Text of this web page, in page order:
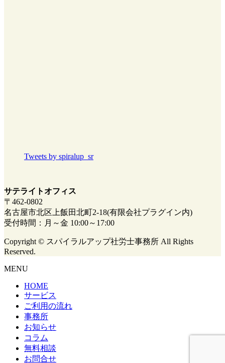
Tweets by spiralup_sr
サテライトオフィス
〒462-0802
名古屋市北区上飯田北町2-18(有限会社プラグイン内)
受付時間：月～金 10:00～17:00
Copyright © スパイラルアップ社労士事務所 All Rights
Reserved.
MENU
HOME
サービス
ご利用の流れ
事務所
お知らせ
コラム
無料相談
お問合せ